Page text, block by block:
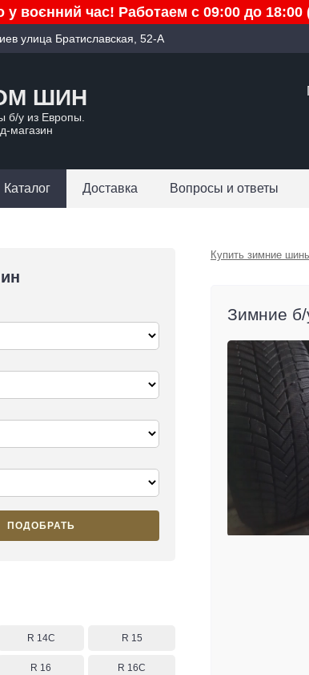
воєнний час! Работаем с 09:00 до 18:00
улица Братиславская, 52-А
ШИН
б/у из Европы.
магазин
Каталог Доставка Вопросы и ответы
ПОДОБРАТЬ
R 14C R 15
R 16 R 16C
Купить зимние
Зимние